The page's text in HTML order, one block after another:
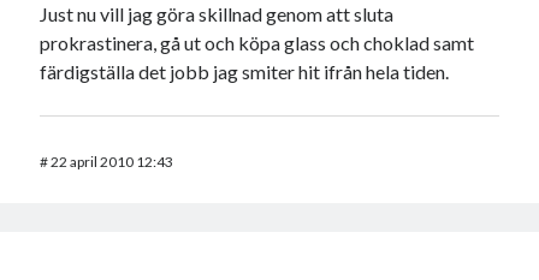
Just nu vill jag göra skillnad genom att sluta
prokrastinera, gå ut och köpa glass och choklad samt
färdigställa det jobb jag smiter hit ifrån hela tiden.
#22 april 2010 12:43